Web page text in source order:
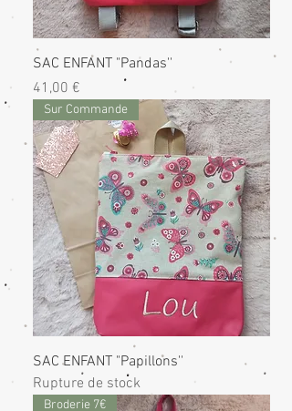
SAC ENFANT "Pandas''
Prix
41,00 €
Sur Commande
SAC ENFANT "Papillons''
Rupture de stock
Broderie 7€